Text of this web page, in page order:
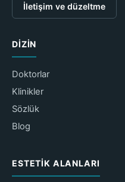
İletişim ve düzeltme
DIZIN
Doktorlar
Klinikler
Sözlük
Blog
ESTETIK ALANLARI